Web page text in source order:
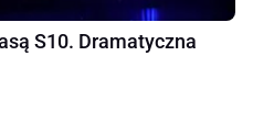
S10. Dramatyczna